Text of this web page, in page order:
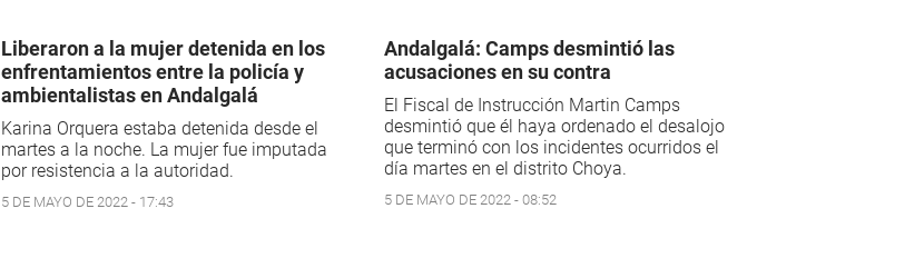
Liberaron a la mujer detenida en los
enfrentamientos entre la policía y
ambientalistas en Andalgalá
Karina Orquera estaba detenida desde el
martes a la noche. La mujer fue imputada
por resistencia a la autoridad.
5 DE MAYO DE 2022 - 17:43
Andalgalá: Camps desmintió las
acusaciones en su contra
El Fiscal de Instrucción Martin Camps
desmintió que él haya ordenado el desalojo
que terminó con los incidentes ocurridos el
día martes en el distrito Choya.
5 DE MAYO DE 2022 - 08:52